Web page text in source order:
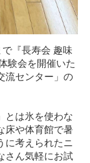
『長寿会 趣味
験会を開催いた
流センター」の
を使わな
床や体育館で暑
に考えられたニ
さん気軽にお試